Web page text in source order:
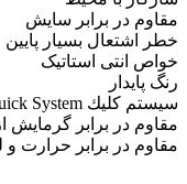
مقاوم در برابر سایش
خطر اشتعال بسیار پایین
خواص انتی استاتیک
رنگ پایدار
سيستم كليك Quick System
مقاوم در برابر گرمايش
مقاوم در برابر حرارت و